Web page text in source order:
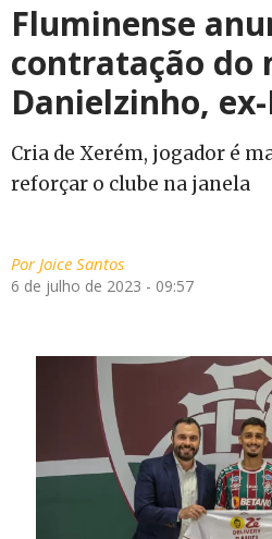
Fluminense
contratação do
Danielzinho,
Cria de Xerém, jogador é
reforçar o clube na janela
PorJoice Santos
6 de julho de 2023 - 09:57